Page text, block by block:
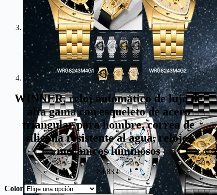
WINNER, reloj automático de lujo de
alta gama con esqueleto de acero
triangular para hombre, correa de
silicona resistente al agua, relojes
mecánicos luminosos
84,83€
Color